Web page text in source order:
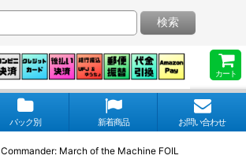
カート
検索
パック別 新着商品 お問い合わせ
Commander: March of the Machine FOIL